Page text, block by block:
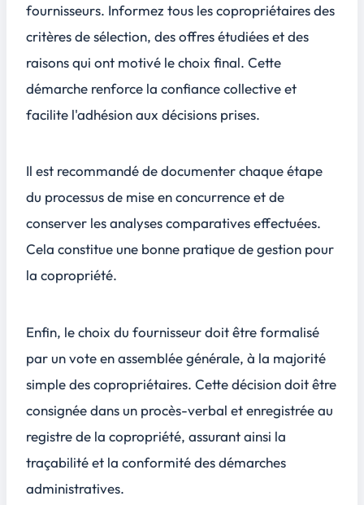
fournisseurs. Informez tous les copropriétaires des
critères de sélection, des offres étudiées et des
raisons qui ont motivé le choix final. Cette
démarche renforce la confiance collective et
facilite l'adhésion aux décisions prises.
Il est recommandé de documenter chaque étape
du processus de mise en concurrence et de
conserver les analyses comparatives effectuées.
Cela constitue une bonne pratique de gestion pour
la copropriété.
Enfin, le choix du fournisseur doit être formalisé
par un vote en assemblée générale, à la majorité
simple des copropriétaires. Cette décision doit être
consignée dans un procès-verbal et enregistrée au
registre de la copropriété, assurant ainsi la
traçabilité et la conformité des démarches
administratives.